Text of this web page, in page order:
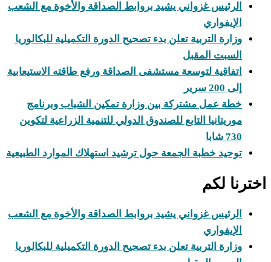
الرئيس غزواني يشيد بروابط الصداقة والأخوة مع الشعب
الإيفواري
وزارة التربية تعلن بدء تصحيح الدورة التكميلية للبكالوريا
السبت المقبل
اتفاقية لتوسعة مستشفى الصداقة ورفع طاقته الاستيعابية
إلى 200 سرير
خطة عمل مشتركة بين وزارة تمكين الشباب وبرنامج
موريتانيا التابع للصندوق الدولي للتنمية الزراعية لتكوين
730 شابا
توحيد خطبة الجمعة حول ترشيد استهلاك الموارد الطبيعية
اخترنا لكم
الرئيس غزواني يشيد بروابط الصداقة والأخوة مع الشعب
الإيفواري
وزارة التربية تعلن بدء تصحيح الدورة التكميلية للبكالوريا